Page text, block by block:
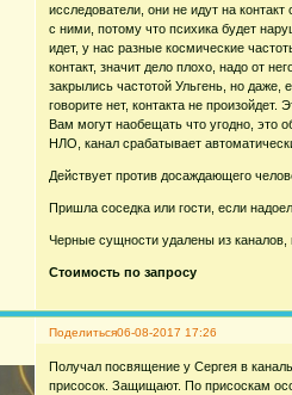
исследователи, они не идут на
с ними, потому что психика будет
идет, у нас разные космические
контакт, значит дело плохо, надо от
закрылись частотой Ульгень, но
говорите нет, контакта не
Вам могут наобещать что угодно, это
НЛО, канал срабатывает
Действует против досаждающего
Пришла соседка или гости, если
Черные сущности удалены из каналов,
Стоимость по запросу
Поделиться06-08-2017 17:26
Получал посвящение у Сергея в
присосок. Защищают. По присоскам